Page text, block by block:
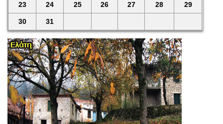
23 24 25 26 27 28 29
30 31